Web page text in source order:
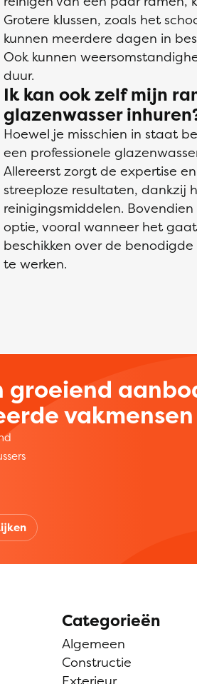
Grotere klussen, zoals het
kunnen meerdere dagen in
Ook kunnen
duur.
Ik kan ook zelf mijn
glazenwasser
Hoewel je misschien in staat
een professionele
Allereerst zorgt de expertise
streeploze resultaten, dankzij
reinigingsmiddelen.
optie, vooral wanneer het
beschikken over de
te werken.
groeiend
vakmensen
Categorieën
Algemeen
Constructie